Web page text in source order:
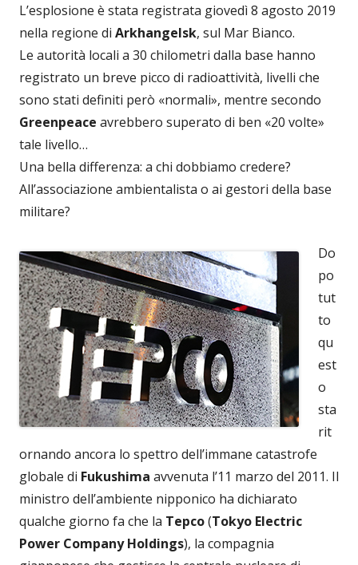
L’esplosione è stata registrata giovedì 8 agosto 2019
nella regione di Arkhangelsk, sul Mar Bianco.
Le autorità locali a 30 chilometri dalla base hanno
registrato un breve picco di radioattività, livelli che
sono stati definiti però «normali», mentre secondo
Greenpeace avrebbero superato di ben «20 volte»
tale livello…
Una bella differenza: a chi dobbiamo credere?
All’associazione ambientalista o ai gestori della base
militare?
Do
po
tut
to
qu
est
o
sta
rit
ornando ancora lo spettro dell’immane catastrofe
globale di Fukushima avvenuta l’11 marzo del 2011. Il
ministro dell’ambiente nipponico ha dichiarato
qualche giorno fa che la Tepco(Tokyo Electric
Power Company Holdings), la compagnia